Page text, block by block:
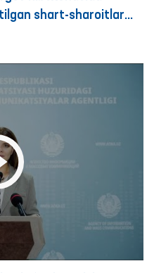
shart-sharoitlar